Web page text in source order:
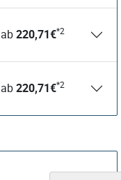
ab220,71€*2
ab220,71€*2